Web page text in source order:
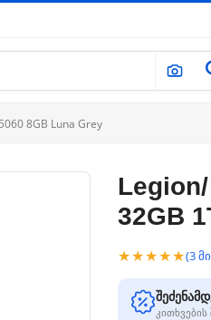
8GB Luna Grey
32GB
★★★★★(3